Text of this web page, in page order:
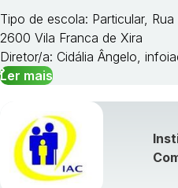
Tipo de escola: Particular,
2600 Vila Franca de Xira
Diretor/a: Cidália Ângelo,
Ler mais